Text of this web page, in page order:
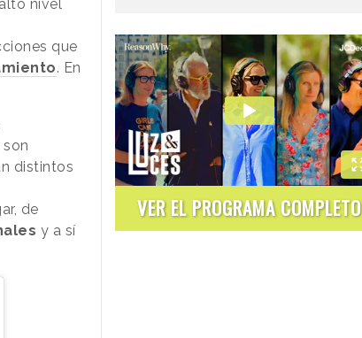
nivel
que
. En
distintos
de
y a sí
VER EL PROGRAMA COMPLETO